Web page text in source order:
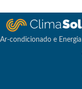
Ar-condicionado e